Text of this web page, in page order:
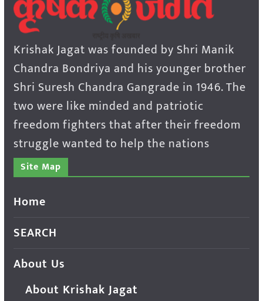
Krishak Jagat was founded by Shri Manik
Chandra Bondriya and his younger brother
Shri Suresh Chandra Gangrade in 1946. The
two were like minded and patriotic
freedom fighters that after their freedom
struggle wanted to help the nations
Site Map
Home
SEARCH
About Us
About Krishak Jagat